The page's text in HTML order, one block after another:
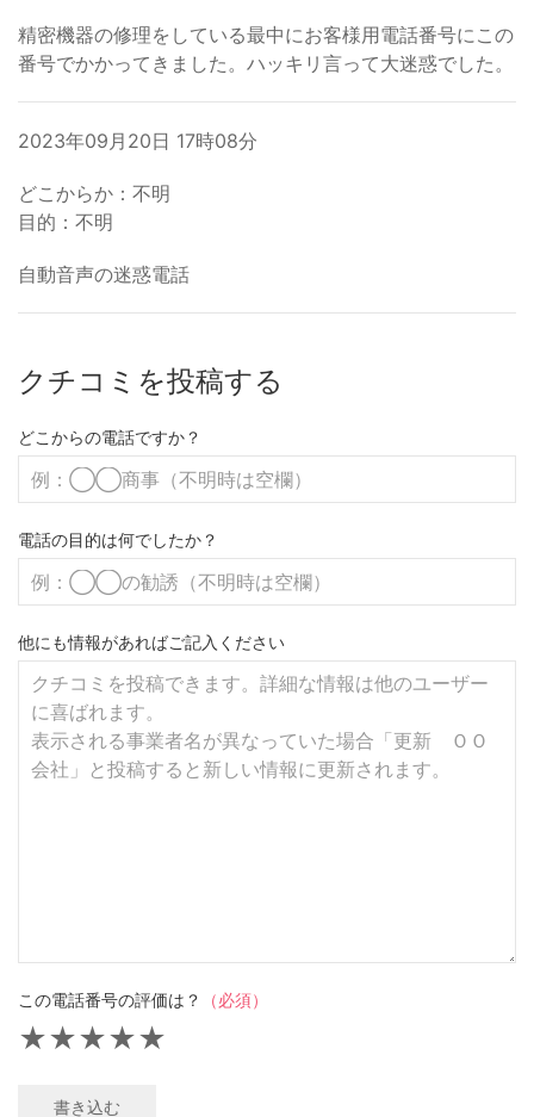
精密機器の修理をしている最中にお客様用電話番号にこの
番号でかかってきました。ハッキリ言って大迷惑でした。
2023年09月20日 17時08分
どこからか：不明
目的：不明
自動音声の迷惑電話
クチコミを投稿する
どこからの電話ですか？
電話の目的は何でしたか？
他にも情報があればご記入ください
この電話番号の評価は？ （必須）
★
★
★
★
★
書き込む